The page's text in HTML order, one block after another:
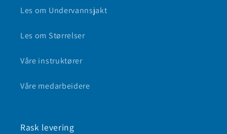
Les om Undervannsjakt
Les om Størrelser
Våre instruktører
Våre medarbeidere
Rask levering